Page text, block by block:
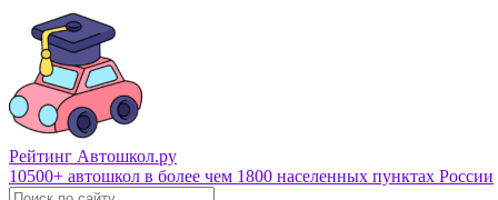
Рейтинг Автошкол.ру
10500+ автошкол в более чем 1800 населенных пунктах России